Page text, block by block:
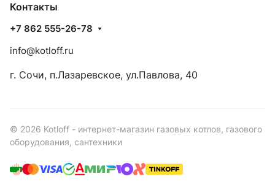
Контакты
+7 862 555-26-78
info@kotloff.ru
г. Сочи, п.Лазаревское, ул.Павлова, 40
© 2026 Kotloff - интернет-магазин газовых котлов, газового
оборудования, сантехники